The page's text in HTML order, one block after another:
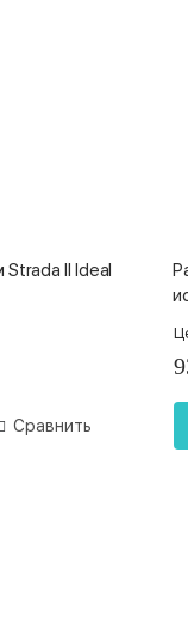
Strada ll Ideal
Сравнить